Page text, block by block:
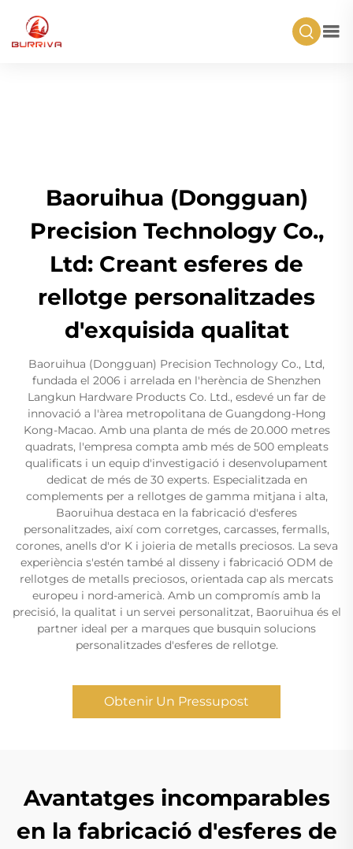
Baoruihua (Dongguan)
Precision Technology Co.,
Ltd: Creant esferes de
rellotge personalitzades
d'exquisida qualitat
Baoruihua (Dongguan) Precision Technology Co., Ltd,
fundada el 2006 i arrelada en l'herència de Shenzhen
Langkun Hardware Products Co. Ltd., esdevé un far de
innovació a l'àrea metropolitana de Guangdong-Hong
Kong-Macao. Amb una planta de més de 20.000 metres
quadrats, l'empresa compta amb més de 500 empleats
qualificats i un equip d'investigació i desenvolupament
dedicat de més de 30 experts. Especialitzada en
complements per a rellotges de gamma mitjana i alta,
Baoruihua destaca en la fabricació d'esferes
personalitzades, així com corretges, carcasses, fermalls,
corones, anells d'or K i joieria de metalls preciosos. La seva
experiència s'estén també al disseny i fabricació ODM de
rellotges de metalls preciosos, orientada cap als mercats
europeu i nord-americà. Amb un compromís amb la
precisió, la qualitat i un servei personalitzat, Baoruihua és el
partner ideal per a marques que busquin solucions
personalitzades d'esferes de rellotge.
Obtenir Un Pressupost
Avantatges incomparables
en la fabricació d'esferes de